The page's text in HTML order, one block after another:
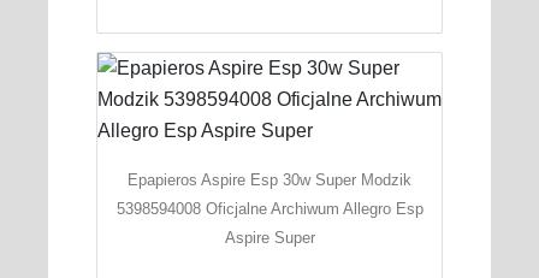
Epapieros Aspire Esp 30w Super Modzik
5398594008 Oficjalne Archiwum Allegro Esp
Aspire Super